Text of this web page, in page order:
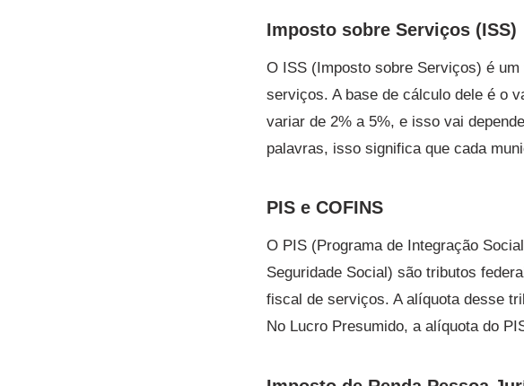
Imposto sobre Serviços (ISS)
O ISS (Imposto sobre Serviços) é
serviços. A base de cálculo dele é o
variar de 2% a 5%, e isso vai
palavras, isso significa que cada
PIS e COFINS
O PIS (Programa de Integração
Seguridade Social) são tributos
fiscal de serviços. A alíquota desse
No Lucro Presumido, a alíquota do